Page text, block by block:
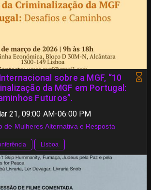
sobre a MGF, “10
da MGF em Portugal:
Futuros”.
21, 09:00 AM-06:00 PM
de Mulheres Alternativa e Resposta
Lisboa